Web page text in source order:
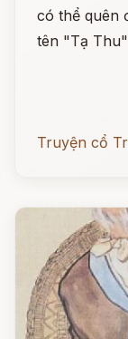
có thể quên
tên "Tạ
Truyện cổ